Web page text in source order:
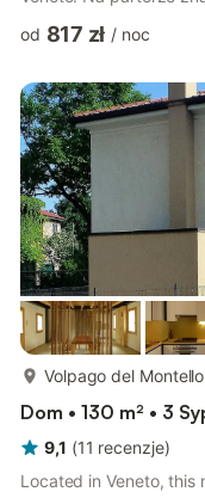
kuchenka mikrofalowa,
się pięć wygodnych
łóżkami i dwie z
rozdzielić n...
od 817 zł / noc
Volpago del
Dom • 130 m² • 3
9,1 (11 recenzje)
Located in Veneto, this